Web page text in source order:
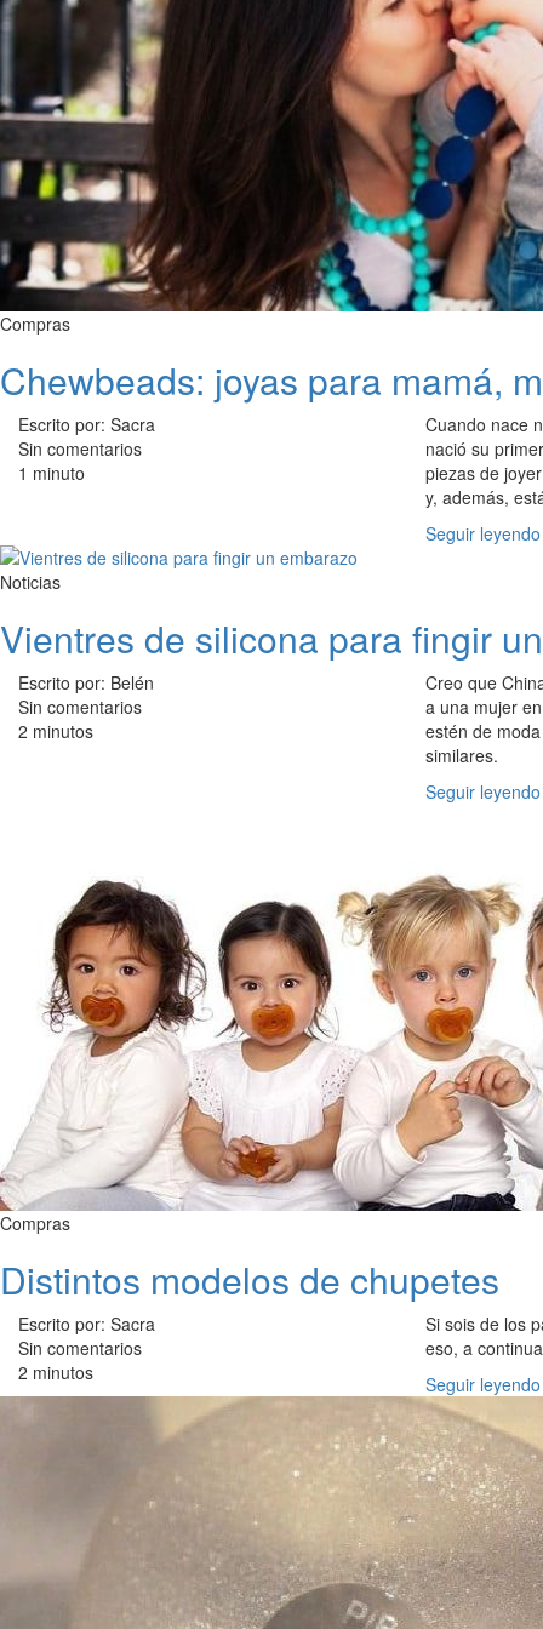
Compras
Chewbeads: joyas para mamá,
Escrito por: Sacra
Sin comentarios
1 minuto
Cuando nace
nació su
piezas de
y, además,
Seguir leyendo
Noticias
Vientres de silicona para fingir
Escrito por: Belén
Sin comentarios
2 minutos
Creo que
a una mujer
estén de
similares.
Seguir leyendo
Compras
Distintos modelos de chupetes
Escrito por: Sacra
Sin comentarios
2 minutos
Si sois de los
eso, a
Seguir leyendo